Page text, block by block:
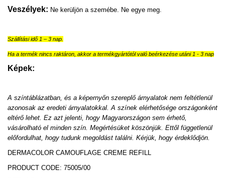
Veszélyek: Ne kerüljön a szemébe. Ne egye meg.
Szállítási idő 1 – 3 nap.
Ha a termék nincs raktáron, akkor a termékgyártótól való beérkezése utáni 1 - 3 nap
Képek:
A színtáblázatban, és a képernyőn szereplő árnyalatok nem feltétlenül
azonosak az eredeti árnyalatokkal. A színek elérhetősége országonként
eltérő lehet. Ez azt jelenti, hogy Magyarországon sem érhető,
vásárolható el minden szín. Megértésüket köszönjük. Ettől függetlenül
előfordulhat, hogy tudunk megoldást találni. Kérjük, hogy érdeklődjön.
DERMACOLOR CAMOUFLAGE CREME REFILL
PRODUCT CODE: 75005/00